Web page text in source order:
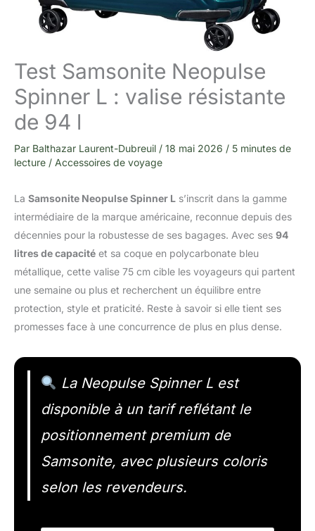
Test Samsonite Neopulse
Spinner L : valise résistante
de 94 l
Par Balthazar Laurent-Dubreuil / 18 mai 2026 / 5 minutes de
lecture / Accessoires de voyage
La Samsonite Neopulse Spinner L s’inscrit dans la gamme
intermédiaire de la marque américaine, reconnue depuis des
décennies pour la robustesse de ses bagages. Avec ses 94
litres de capacité et sa coque en polycarbonate bleu
métallique, cette valise 75 cm cible les voyageurs qui partent
une semaine ou plus et recherchent un équilibre entre
protection, style et praticité. Reste à savoir si elle tient ses
promesses face à une concurrence de plus en plus dense.
La Neopulse Spinner L est
disponible à un tarif reflétant le
positionnement premium de
Samsonite, avec plusieurs coloris
selon les revendeurs.